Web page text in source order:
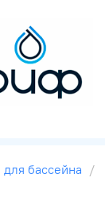
бассейна